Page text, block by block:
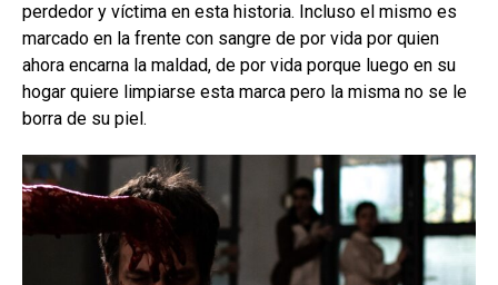
perdedor y víctima en esta historia. Incluso el mismo es
marcado en la frente con sangre de por vida por quien
ahora encarna la maldad, de por vida porque luego en su
hogar quiere limpiarse esta marca pero la misma no se le
borra de su piel.